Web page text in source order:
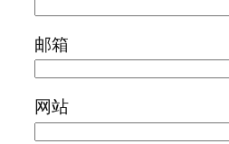
邮箱
网站